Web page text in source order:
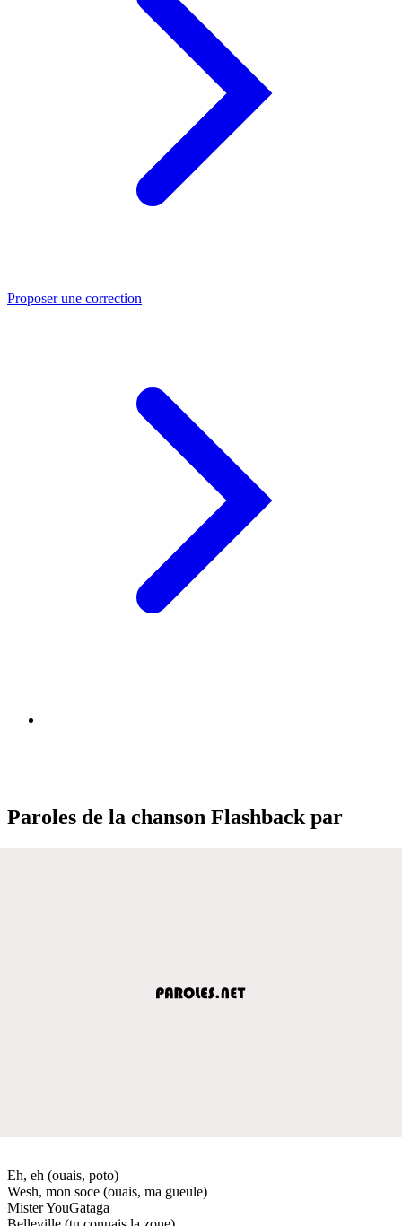
Proposer une correction
Paroles de la chanson Flashback par
Eh, eh (ouais, poto)
Wesh, mon soce (ouais, ma gueule)
Mister YouGataga